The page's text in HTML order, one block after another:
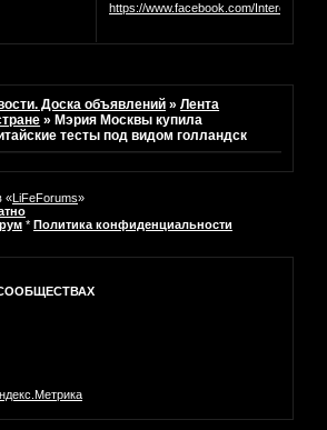
https://www.facebook.com/
Доска объявлений »Лента
»Мэрия Москвы купила
тесты под видом голландск
«LiFeForums»
* Политика конфиденциальности